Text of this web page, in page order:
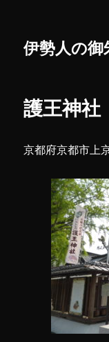
伊勢人の御
護王神
京都府京都市上